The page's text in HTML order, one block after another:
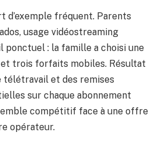
d’exemple fréquent. Parents
usage vidéostreaming
: la famille a choisi une
trois forfaits mobiles. Résultat
et des remises
sur chaque abonnement
compétitif face à une offre
opérateur.